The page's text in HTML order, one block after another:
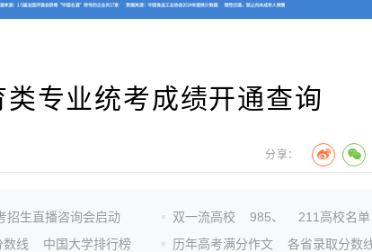
专业统考成绩开通查询
分享：
招生直播咨询会启动
数线
中国大学排行榜
双一流高校 985、
211高校名单
历年高考满分作文
各省录取分数